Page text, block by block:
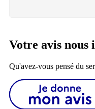
Votre avis nous
Qu'avez-vous pensé du